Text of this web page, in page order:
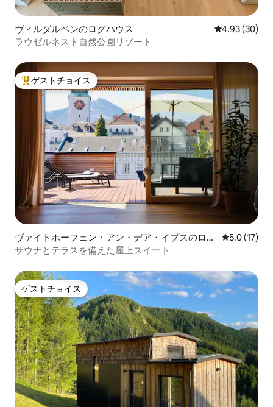
ヴィルダルペンのログハウス レビュー30
4.93 (30)
ラウゼルネスト自然公園リゾート
大好評のゲストチョイスです。
ゲストチョイス
ヴァイトホーフェン・アン・デア・イプスのロフ
ト
レビュー17
5.0 (17)
サウナとテラスを備えた屋上スイート
ゲストチョイス
ゲストチョイス